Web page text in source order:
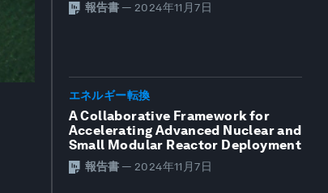
報告書 — 2024年11月7日
エネルギー転換
A Collaborative Framework for
Accelerating Advanced Nuclear and
Small Modular Reactor Deployment
報告書 — 2024年11月7日